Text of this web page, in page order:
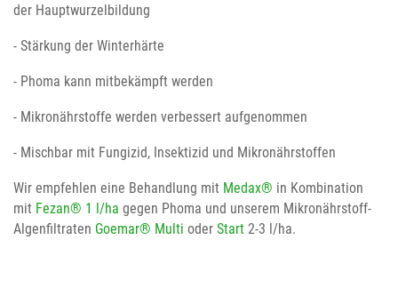
der Hauptwurzelbildung
- Stärkung der Winterhärte
- Phoma kann mitbekämpft werden
- Mikronährstoffe werden verbessert aufgenommen
- Mischbar mit Fungizid, Insektizid und Mikronährstoffen
Wir empfehlen eine Behandlung mit Medax® in Kombination
mit Fezan® 1 l/ha gegen Phoma und unserem Mikronährstoff-
Algenfiltraten Goemar® Multi oder Start 2-3 l/ha.